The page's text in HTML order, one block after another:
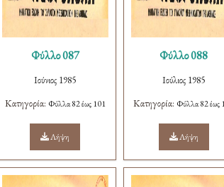
Φύλλο 087
Ιούνιος 1985
Κατηγορία: Φύλλα 82 έως 101
Λήψη
Φύλλο 088
Ιούλιος 1985
Κατηγορία: Φύλλα 82 έως
Λήψη